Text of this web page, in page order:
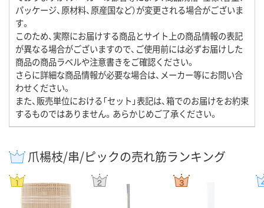
パッケージ、原材料、原産国など）が変更される場合がございま
す。
このため、実際にお届けする商品とサイト上の商品情報の表記
が異なる場合がございますので、ご使用前には必ずお届けした
商品の商品ラベルや注意書きをご確認ください。
さらに詳細な商品情報が必要な場合は、メーカー等にお問い合
わせください。
また、販売単位における「セット」表記は、箱でのお届けをお約束
するものではありません。あらかじめご了承ください。
爪楊枝/串/ピックの売れ筋ランキング